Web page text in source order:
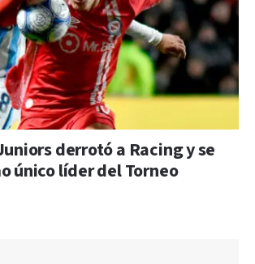
derrotó a Racing y se
único líder del Torneo